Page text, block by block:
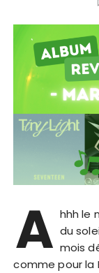
A hhh le
du
mois
comme pour la